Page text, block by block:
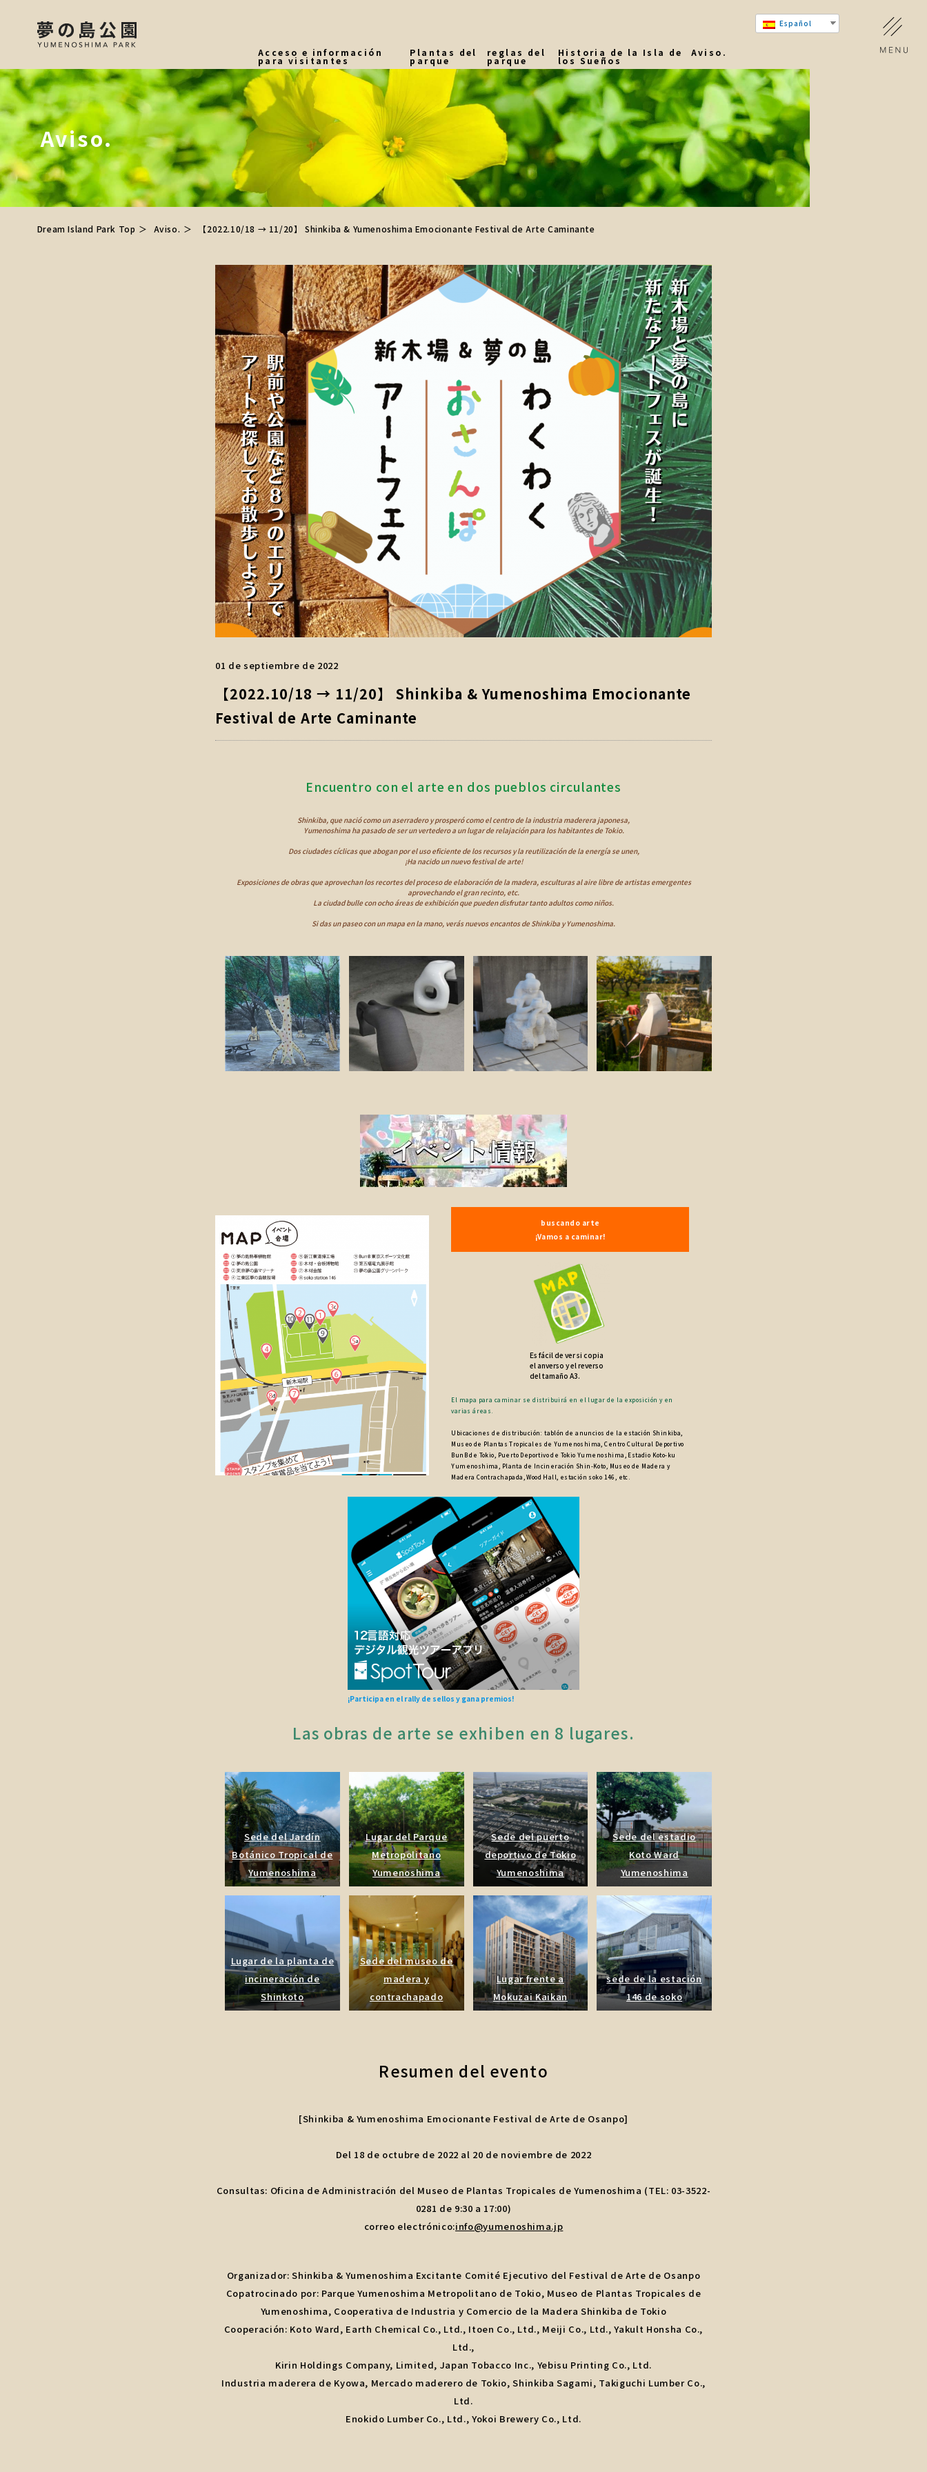
Español
Acceso e información
para visitantes
acceda a
horario de
apertura (de una
tienda,
restaurante, etc.)
Mapa del parque
Plantas del
parque
reglas del
parque
Historia de la Isla de
los Sueños
Aviso.
Aviso.
Dream Island Park Top Aviso. 【2022.10/18 → 11/20】 Shinkiba & Yumenoshima Emocionante Festival de Arte Caminante
01 de septiembre de 2022
【2022.10/18 → 11/20】 Shinkiba & Yumenoshima Emocionante
Festival de Arte Caminante
Encuentro con el arte en dos pueblos circulantes
Shinkiba, que nació como un aserradero y prosperó como el centro de la industria maderera japonesa,
Yumenoshima ha pasado de ser un vertedero a un lugar de relajación para los habitantes de Tokio.
Dos ciudades cíclicas que abogan por el uso eficiente de los recursos y la reutilización de la energía se unen,
¡Ha nacido un nuevo festival de arte!
Exposiciones de obras que aprovechan los recortes del proceso de elaboración de la madera, esculturas al aire libre de artistas emergentes
aprovechando el gran recinto, etc.
La ciudad bulle con ocho áreas de exhibición que pueden disfrutar tanto adultos como niños.
Si das un paseo con un mapa en la mano, verás nuevos encantos de Shinkiba y Yumenoshima.
buscando arte
¡Vamos a caminar!
Es fácil de ver si copia
el anverso y el reverso
del tamaño A3.
El mapa para caminar se distribuirá en el lugar de la exposición y en
varias áreas.
Ubicaciones de distribución: tablón de anuncios de la estación Shinkiba,
Museo de Plantas Tropicales de Yumenoshima, Centro Cultural Deportivo
BunB de Tokio, Puerto Deportivo de Tokio Yumenoshima, Estadio Koto-ku
Yumenoshima, Planta de Incineración Shin-Koto, Museo de Madera y
Madera Contrachapada, Wood Hall, estación soko 146, etc.
¡Participa en el rally de sellos y gana premios!
Las obras de arte se exhiben en 8 lugares.
Sede del Jardín
Botánico Tropical de
Yumenoshima
Lugar del Parque
Metropolitano
Yumenoshima
Sede del puerto
deportivo de Tokio
Yumenoshima
Sede del estadio
Koto Ward
Yumenoshima
Lugar de la planta de
incineración de
Shinkoto
Sede del museo de
madera y
contrachapado
Lugar frente a
Mokuzai Kaikan
sede de la estación
146 de soko
Resumen del evento
[Shinkiba & Yumenoshima Emocionante Festival de Arte de Osanpo]
Del 18 de octubre de 2022 al 20 de noviembre de 2022
Consultas: Oficina de Administración del Museo de Plantas Tropicales de Yumenoshima (TEL: 03-3522-
0281 de 9:30 a 17:00)
correo electrónico:info@yumenoshima.jp
Organizador: Shinkiba & Yumenoshima Excitante Comité Ejecutivo del Festival de Arte de Osanpo
Copatrocinado por: Parque Yumenoshima Metropolitano de Tokio, Museo de Plantas Tropicales de
Yumenoshima, Cooperativa de Industria y Comercio de la Madera Shinkiba de Tokio
Cooperación: Koto Ward, Earth Chemical Co., Ltd., Itoen Co., Ltd., Meiji Co., Ltd., Yakult Honsha Co.,
Ltd.,
Kirin Holdings Company, Limited, Japan Tobacco Inc., Yebisu Printing Co., Ltd.
Industria maderera de Kyowa, Mercado maderero de Tokio, Shinkiba Sagami, Takiguchi Lumber Co.,
Ltd.
Enokido Lumber Co., Ltd., Yokoi Brewery Co., Ltd.